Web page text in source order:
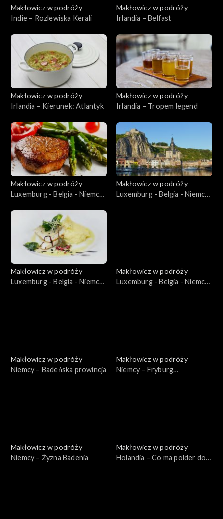
Makłowicz w podróży
Indie – Rozlewiska Kerali
Makłowicz w podróży
Irlandia – Belfast
Makłowicz w podróży
Irlandia – Kierunek: Atlantyk
Makłowicz w podróży
Irlandia – Tropem legend
Makłowicz w podróży
Luxemburg - Belgia - Niemcy
Makłowicz w podróży
Luxemburg - Belgia - Niemcy
Makłowicz w podróży
Luxemburg - Belgia - Niemcy
Makłowicz w podróży
Luxemburg - Belgia - Niemcy
Makłowicz w podróży
Niemcy – Badeńska prowincja
Makłowicz w podróży
Niemcy – Fryburg
Makłowicz w podróży
Niemcy – Żyzna Badenia
Makłowicz w podróży
Holandia – Co ma polder do